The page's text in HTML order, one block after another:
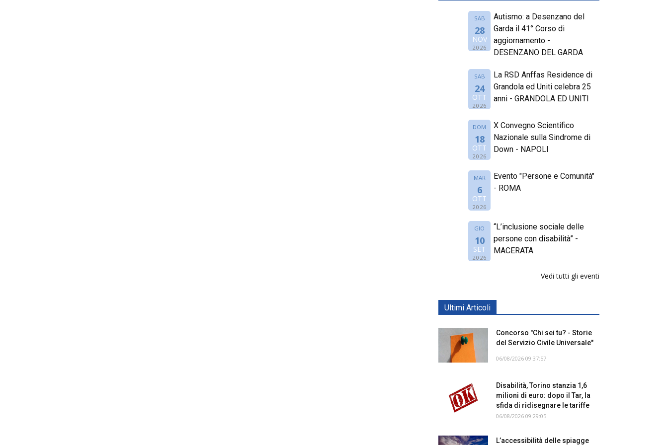
SAB
28
NOV
2026
Autismo: a Desenzano del
Garda il 41° Corso di
aggiornamento -
DESENZANO DEL GARDA
SAB
24
OTT
2026
La RSD Anffas Residence di
Grandola ed Uniti celebra 25
anni - GRANDOLA ED UNITI
DOM
18
OTT
2026
X Convegno Scientifico
Nazionale sulla Sindrome di
Down - NAPOLI
MAR
6
OTT
2026
Evento "Persone e Comunità"
- ROMA
GIO
10
SET
2026
“L’inclusione sociale delle
persone con disabilità” -
MACERATA
Vedi tutti gli eventi
Ultimi Articoli
Concorso "Chi sei tu? - Storie
del Servizio Civile Universale"
06/08/2026 09:37:57
Disabilità, Torino stanzia 1,6
milioni di euro: dopo il Tar, la
sfida di ridisegnare le tariffe
06/08/2026 09:29:05
L’accessibilità delle spiagge